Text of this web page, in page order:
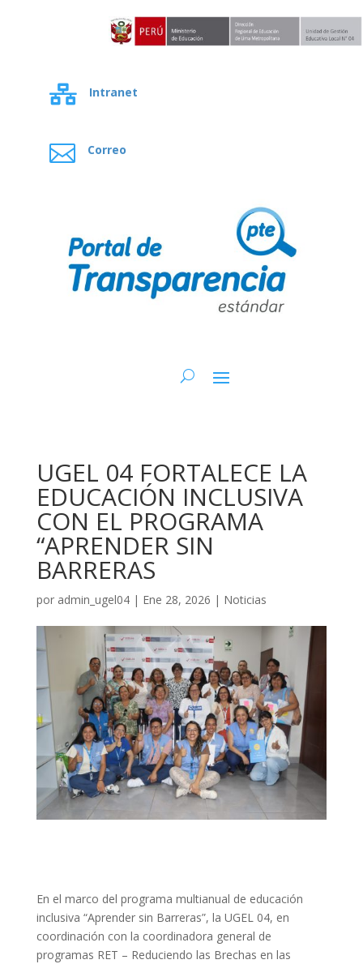
 Intranet
 Correo
UGEL 04 FORTALECE LA
EDUCACIÓN INCLUSIVA
CON EL PROGRAMA
“APRENDER SIN
BARRERAS
por admin_ugel04| Ene 28, 2026 | Noticias
En el marco del programa multianual de educación
inclusiva “Aprender sin Barreras”, la UGEL 04, en
coordinación con la coordinadora general de
programas RET – Reduciendo las Brechas en las